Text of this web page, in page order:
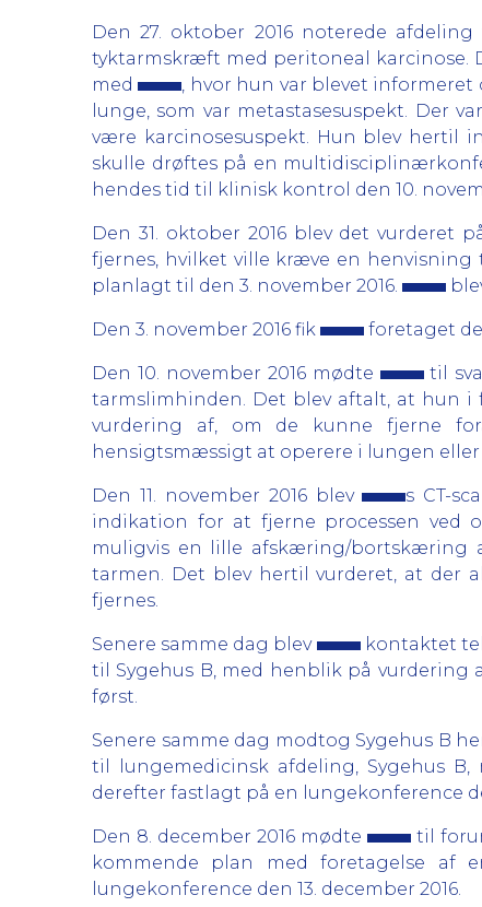
Den 27. oktober 2016 noterede
tyktarmskræft med peritoneal karcinose.
med
, hvor hun var blevet
lunge, som var metastasesuspekt. Der
være karcinosesuspekt. Hun blev hertil
skulle drøftes på en
hendes tid til klinisk kontrol den 10.
Den 31. oktober 2016 blev det
fjernes, hvilket ville kræve en henvisning
planlagt til den 3. november 2016.
Den 3. november 2016 fik foretaget
Den 10. november 2016 mødte
til
tarmslimhinden. Det blev aftalt, at hun i
vurdering af, om de kunne fjerne
hensigtsmæssigt at operere i lungen eller
Den 11. november 2016 blev
s CT-
indikation for at fjerne processen ved
muligvis en lille afskæring/bortskæring
tarmen. Det blev hertil vurderet, at der
fjernes.
Senere samme dag blev
kontaktet
til Sygehus B, med henblik på
først.
Senere samme dag modtog Sygehus B
til lungemedicinsk afdeling, Sygehus
derefter fastlagt på en lungekonference
Den 8. december 2016 mødte
til
kommende plan med foretagelse af
lungekonference den 13. december 2016.